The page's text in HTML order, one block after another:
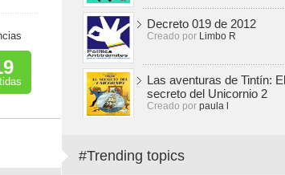
Decreto 019 de 2012
Creado por Limbo R
Las aventuras de Tintín: El
secreto del Unicornio 2
Creado por paula l
#Trending topics